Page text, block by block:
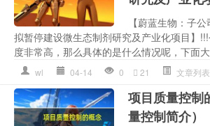
【蔚蓝生物：子
拟暂停建设微生态制剂研究及产业化项目】
度非常高，那么具体的是什么情况呢，下面
wl 04-14 0 21 文章列表
项目质量控制
量控制简介）